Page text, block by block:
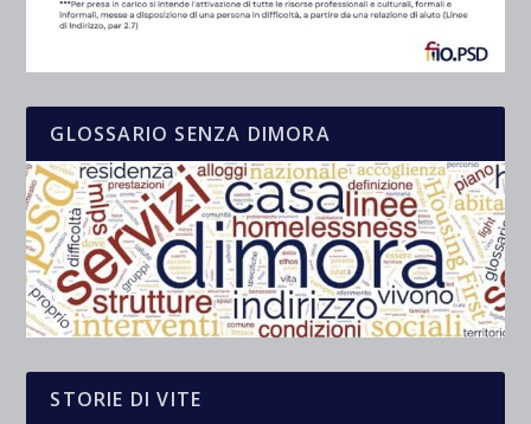
GLOSSARIO SENZA DIMORA
STORIE DI VITE